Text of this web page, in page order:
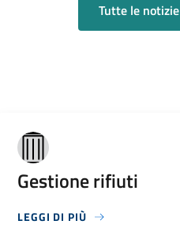
Tutte le notizie
Gestione rifiuti
LEGGI DI PIÙ